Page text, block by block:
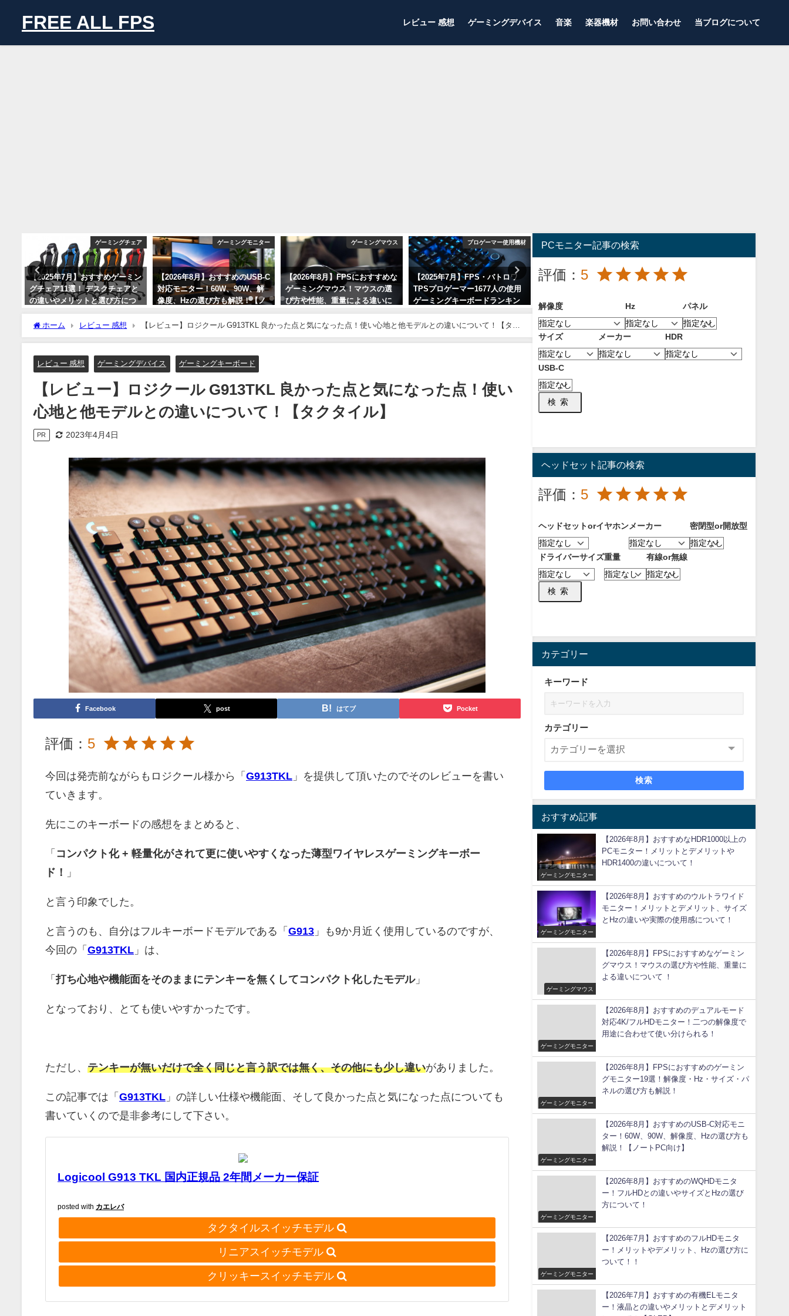
FREE ALL FPS レビュー 感想 ゲーミングデバイス 音楽 楽器機材 お問い合わせ 当ブログについて
ゲーミングチェア
【2025年7月】おすすめゲーミン
グチェア11選！ デスクチェアと
の違いやメリットと選び方につ
いて！
2025年7月22日
ゲーミングモニター
【2026年8月】おすすめのUSB-C
対応モニター！60W、90W、解
像度、Hzの選び方も解説！【ノ
ートPC向け】
2026年8月1日
ゲーミングマウス
【2026年8月】FPSにおすすめな
ゲーミングマウス！マウスの選
び方や性能、重量による違いに
ついて ！
2026年8月5日
プロゲーマー使用機材
【2025年7月】FPS・バトロワ
TPSプロゲーマー1677人の使用
ゲーミングキーボードランキン
グ！人気メーカーとモデルを紹
介！
キャプチャーボード
【2024年】おすすめのキャプチ
点について！
2024年1月6日
【2026年8月】おすすめのウルト
や実際の使用感について！
2026年8月6日
ホーム レビュー 感想
【レビュー】ロジクール G913TKL 良かった点と気になった点！使い心地と他モデルとの違いについて！【タク
タイル】
レビュー 感想 ゲーミングデバイス ゲーミングキーボード
【レビュー】ロジクール G913TKL 良かった点と気になった点！使い
心地と他モデルとの違いについて！【タクタイル】
PR 2023年4月4日
Facebook post はてブ Pocket
評価： 5
今回は発売前ながらもロジクール様から「 G913TKL 」を提供して頂いたのでそのレビューを書い
ていきます。
先にこのキーボードの感想をまとめると、
「 コンパクト化 + 軽量化がされて更に使いやすくなった薄型ワイヤレスゲーミングキーボー
ド！
」
と言う印象でした。
と言うのも、自分はフルキーボードモデルである「 G913 」も9か月近く使用しているのですが、
今回の「 G913TKL 」は、
「打ち心地や機能面をそのままにテンキーを無くしてコンパクト化したモデル」
となっており、とても使いやすかったです。
ただし、 テンキーが無いだけで全く同じと言う訳では無く、その他にも少し違いがありました。
この記事では「 G913TKL 」の詳しい仕様や機能面、そして良かった点と気になった点についても
書いていくので是非参考にして下さい。
Logicool G913 TKL 国内正規品 2年間メーカー保証
posted with カエレバ
タクタイルスイッチモデル
リニアスイッチモデル
クリッキースイッチモデル
PCモニター記事の検索
評価： 5
解像度 Hz パネル
サイズ メーカー HDR
USB-C
検索
ヘッドセット記事の検索
評価： 5
ヘッドセットorイヤホン メーカー 密閉型or開放型
ドライバーサイズ重量 有線or無線
検索
カテゴリー
キーワード
カテゴリー
検索
おすすめ記事
ゲーミングモニター
【2026年8月】おすすめなHDR1000以上の
PCモニター！メリットとデメリットや
HDR1400の違いについて！
ゲーミングモニター
【2026年8月】おすすめのウルトラワイド
モニター！メリットとデメリット、サイズ
とHzの違いや実際の使用感について！
ゲーミングマウス
【2026年8月】FPSにおすすめなゲーミン
グマウス！マウスの選び方や性能、重量に
よる違いについて ！
ゲーミングモニター
【2026年8月】おすすめのデュアルモード
対応4K/フルHDモニター！二つの解像度で
用途に合わせて使い分けられる！
ゲーミングモニター
【2026年8月】FPSにおすすめのゲーミン
グモニター19選！解像度・Hz・サイズ・パ
ネルの選び方も解説！
ゲーミングモニター
【2026年8月】おすすめのUSB-C対応モニ
ター！60W、90W、解像度、Hzの選び方も
解説！【ノートPC向け】
ゲーミングモニター
【2026年8月】おすすめのWQHDモニタ
ー！フルHDとの違いやサイズとHzの選び
方について！
ゲーミングモニター
【2026年7月】おすすめのフルHDモニタ
ー！メリットやデメリット、Hzの選び方に
ついて！！
【2026年7月】おすすめの有機ELモニタ
ー！液晶との違いやメリットとデメリット